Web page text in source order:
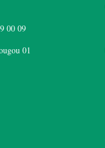
00 09
01